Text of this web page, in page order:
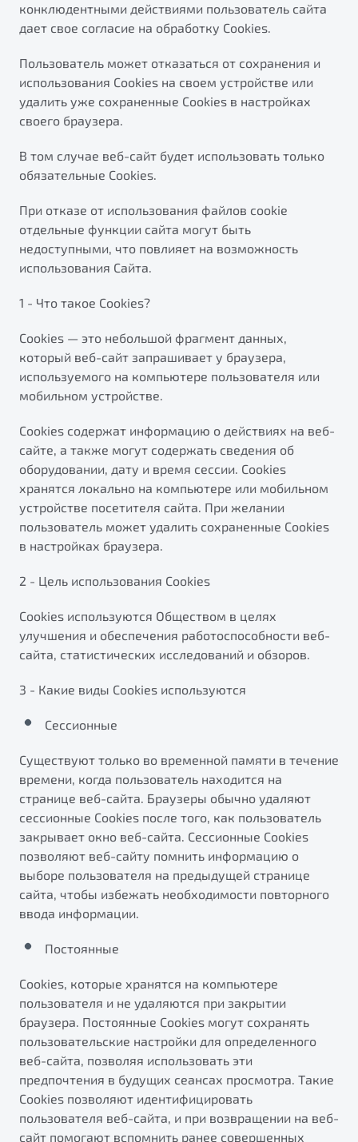
от 1 699 990 ₽*
Обзор В наличии
X70
Универсальный кроссовер
от 2 499 990 ₽*
Обзор В наличии
автомобиля Belgee
Подробно
Автомобили в наличии
Тест-драйв
Автокредит
Спецпредложения
Помощь на дорогах
Будьте еще более уверены на дорогах с программой
"Помощь на дорогах"
Запись на сервис
Калькулятор ТО
конклюдентными действиями пользователь сайта
дает свое согласие на обработку Cookies.
Пользователь может отказаться от сохранения и
использования Cookies на своем устройстве или
удалить уже сохраненные Cookies в настройках
своего браузера.
В том случае веб-сайт будет использовать только
обязательные Cookies.
При отказе от использования файлов cookie
отдельные функции сайта могут быть
недоступными, что повлияет на возможность
использования Сайта.
1 - Что такое Cookies?
Сookies — это небольшой фрагмент данных,
который веб-сайт запрашивает у браузера,
используемого на компьютере пользователя или
мобильном устройстве.
Cookies содержат информацию о действиях на веб-
сайте, а также могут содержать сведения об
оборудовании, дату и время сессии. Сookies
хранятся локально на компьютере или мобильном
устройстве посетителя сайта. При желании
пользователь может удалить сохраненные Cookies
в настройках браузера.
2 - Цель использования Cookies
Cookies используются Обществом в целях
улучшения и обеспечения работоспособности веб-
сайта, статистических исследований и обзоров.
3 - Какие виды Cookies используются
Сессионные
Существуют только во временной памяти в течение
времени, когда пользователь находится на
странице веб-сайта. Браузеры обычно удаляют
сессионные Cookies после того, как пользователь
закрывает окно веб-сайта. Сессионные Cookies
позволяют веб-сайту помнить информацию о
выборе пользователя на предыдущей странице
сайта, чтобы избежать необходимости повторного
ввода информации.
Постоянные
Сookies, которые хранятся на компьютере
пользователя и не удаляются при закрытии
браузера. Постоянные Сookies могут сохранять
пользовательские настройки для определенного
веб-сайта, позволяя использовать эти
предпочтения в будущих сеансах просмотра. Такие
Cookies позволяют идентифицировать
пользователя веб-сайта, и при возвращении на веб-
сайт помогают вспомнить ранее совершенных